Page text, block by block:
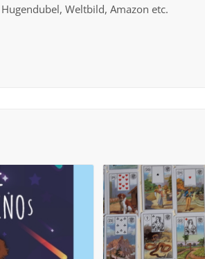
Hugendubel, Weltbild, Amazon etc.